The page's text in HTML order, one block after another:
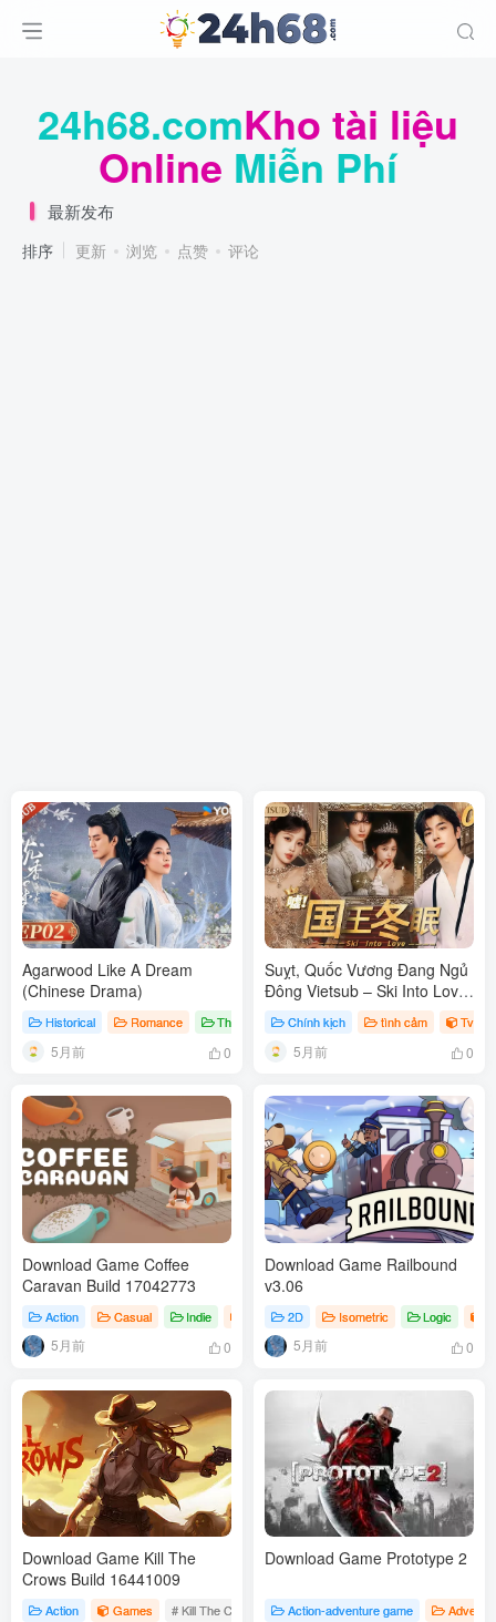
24h68.comKho tài liệu
Online Miễn Phí
最新发布
排序 更新 浏览 点赞 评论
Agarwood Like A Dream
(Chinese Drama)
Historical Romance Thriller # Agarwood Like A Dream
5月前 0
Suỵt, Quốc Vương Đang Ngủ
Đông Vietsub – Ski Into Love
2025Chính kịch tình cảm
5月前 0
Download Game Coffee
Caravan Build 17042773
Action Casual Indie Games # Coffee Caravan
5月前 0
Download Game Railbound
v3.06
2D Isometric Logic
5月前 0
Download Game Kill The
Crows Build 16441009
Action Games # Kill The Crows
Download Game Prototype 2
Action-adventure game